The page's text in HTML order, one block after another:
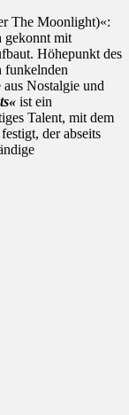
The Moonlight)«:
gekonnt mit
Höhepunkt des
funkelnden
Nostalgie und
ist ein
Talent, mit dem
der abseits